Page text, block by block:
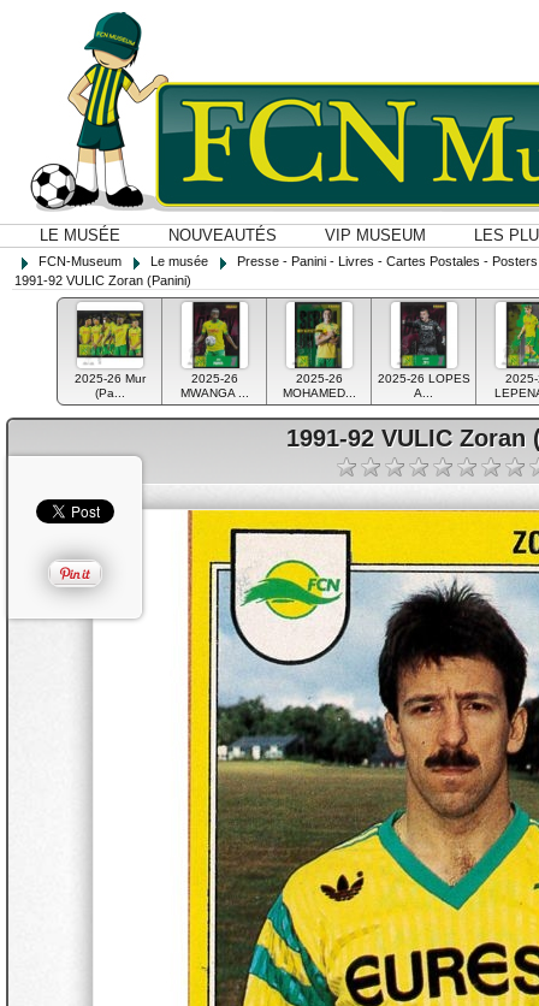
LE MUSÉE NOUVEAUTÉS VIP MUSEUM LES
FCN-Museum Le musée
Presse - Panini - Livres - Cartes Postales -
1991-92 VULIC Zoran (Panini)
2025-26 Mur
(Pa...
2025-26
MWANGA ...
2025-26
MOHAMED...
2025-26 LOPES
A...
1991-92 VULIC Zoran